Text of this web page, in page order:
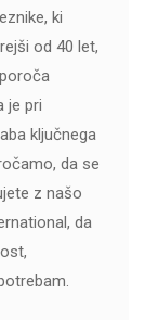
ki
od 40 let,
je pri
ključnega
da se
z našo
da